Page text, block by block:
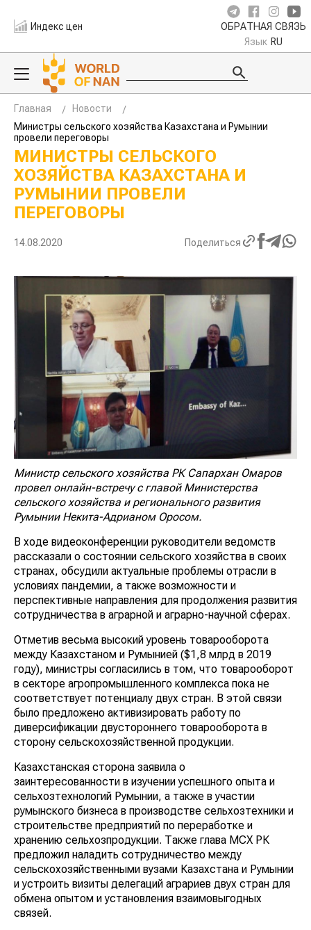
Индекс цен ОБРАТНАЯ СВЯЗЬ
Язык RU
Главная
Новости
Министры сельского хозяйства Казахстана и Румынии
провели переговоры
МИНИСТРЫ СЕЛЬСКОГО
ХОЗЯЙСТВА КАЗАХСТАНА И
РУМЫНИИ ПРОВЕЛИ
ПЕРЕГОВОРЫ
14.08.2020 Поделиться
Министр сельского хозяйства РК Сапархан Омаров
провел онлайн-встречу с главой Министерства
сельского хозяйства и регионального развития
Румынии Некита-Адрианом Ороcом.
В ходе видеоконференции руководители ведомств
рассказали о состоянии сельского хозяйства в своих
странах, обсудили актуальные проблемы отрасли в
условиях пандемии, а также возможности и
перспективные направления для продолжения развития
сотрудничества в аграрной и аграрно-научной сферах.
Отметив весьма высокий уровень товарооборота
между Казахстаном и Румынией ($1,8 млрд в 2019
году), министры согласились в том, что товарооборот
в секторе агропромышленного комплекса пока не
соответствует потенциалу двух стран. В этой связи
было предложено активизировать работу по
диверсификации двустороннего товарооборота в
сторону сельскохозяйственной продукции.
Казахстанская сторона заявила о
заинтересованности в изучении успешного опыта и
сельхозтехнологий Румынии, а также в участии
румынского бизнеса в производстве сельхозтехники и
строительстве предприятий по переработке и
хранению сельхозпродукции. Также глава МСХ РК
предложил наладить сотрудничество между
сельскохозяйственными вузами Казахстана и Румынии
и устроить визиты делегаций аграриев двух стран для
обмена опытом и установления взаимовыгодных
связей.